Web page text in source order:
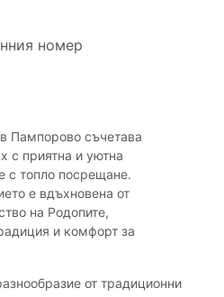
номер
в Пампорово съчетава
с приятна и уютна
с топло посрещане.
е вдъхновена от
на Родопите,
и комфорт за
от традиционни